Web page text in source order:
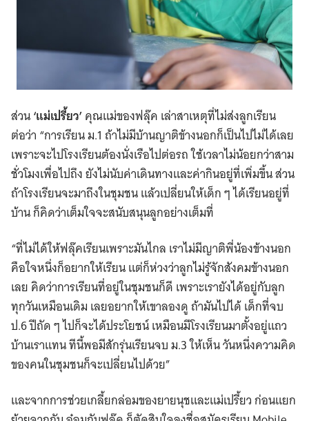
ส่วน‘แม่เปรี้ยว’คุณแม่ของฟลุ๊ค เล่าสาเหตุที่ไม่ส่งลูกเรียน
ต่อว่า “การเรียน ม.1 ถ้าไม่มีบ้านญาติข้างนอกก็เป็นไปไม่ได้เลย
เพราะจะไปโรงเรียนต้องนั่งเรือไปต่อรถ ใช้เวลาไม่น้อยกว่าสาม
ชั่วโมงเพื่อไปถึง ยังไม่นับค่าเดินทางและค่ากินอยู่ที่เพิ่มขึ้น ส่วน
ถ้าโรงเรียนจะมาถึงในชุมชน แล้วเปลี่ยนให้เด็ก ๆ ได้เรียนอยู่ที่
บ้าน ก็คิดว่าเต็มใจจะสนับสนุนลูกอย่างเต็มที่
“ที่ไม่ได้ให้ฟลุ๊คเรียนเพราะมันไกล เราไม่มีญาติพี่น้องข้างนอก
คือใจหนึ่งก็อยากให้เรียน แต่ก็ห่วงว่าลูกไม่รู้จักสังคมข้างนอก
เลย คิดว่าการเรียนที่อยู่ในชุมชนก็ดี เพราะเรายังได้อยู่กับลูก
ทุกวันเหมือนเดิม เลยอยากให้เขาลองดู ถ้ามันไปได้ เด็กที่จบ
ป.6 ปีถัด ๆ ไปก็จะได้ประโยชน์ เหมือนมีโรงเรียนมาตั้งอยู่แถว
บ้านเราแทน ทีนี้พอมีสักรุ่นเรียนจบ ม.3 ให้เห็น วันหนึ่งความคิด
ของคนในชุมชนก็จะเปลี่ยนไปด้วย”
และจากการช่วยเกลี้ยกล่อมของยายนุชและแม่เปรี้ยว ก่อนแยก